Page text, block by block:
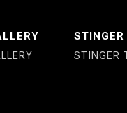
STINGER
STINGER